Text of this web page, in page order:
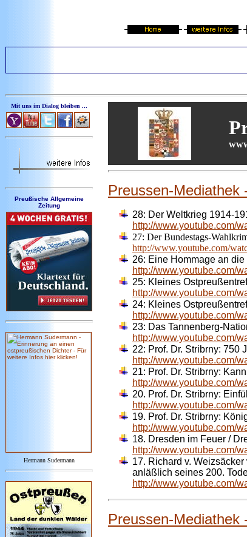
Mit uns im Dialog bleiben ...
Preußische Allgemeine
Zeitung
Hermann Sudermann
Preussen-Mediathek
28: Der Weltkrieg 1914-
http://www.youtube.com/
27: Der Bundestags-
http://www.youtube.com/
26: Eine Hommage an
http://www.youtube.com/
25: Kleines
http://www.youtube.com/
24: Kleines
http://www.youtube.com/
23: Das Tannenberg-
http://www.youtube.com/
22: Prof. Dr. Stribrny: 750
http://www.youtube.com/
21: Prof. Dr. Stribrny:
http://www.youtube.com/
20. Prof. Dr. Stribrny:
http://www.youtube.com/
19. Prof. Dr. Stribrny:
http://www.youtube.com/
18. Dresden im Feuer /
http://www.youtube.com/
17. Richard v.
anläßlich seines 200.
http://www.youtube.com/
Preussen-Mediathek